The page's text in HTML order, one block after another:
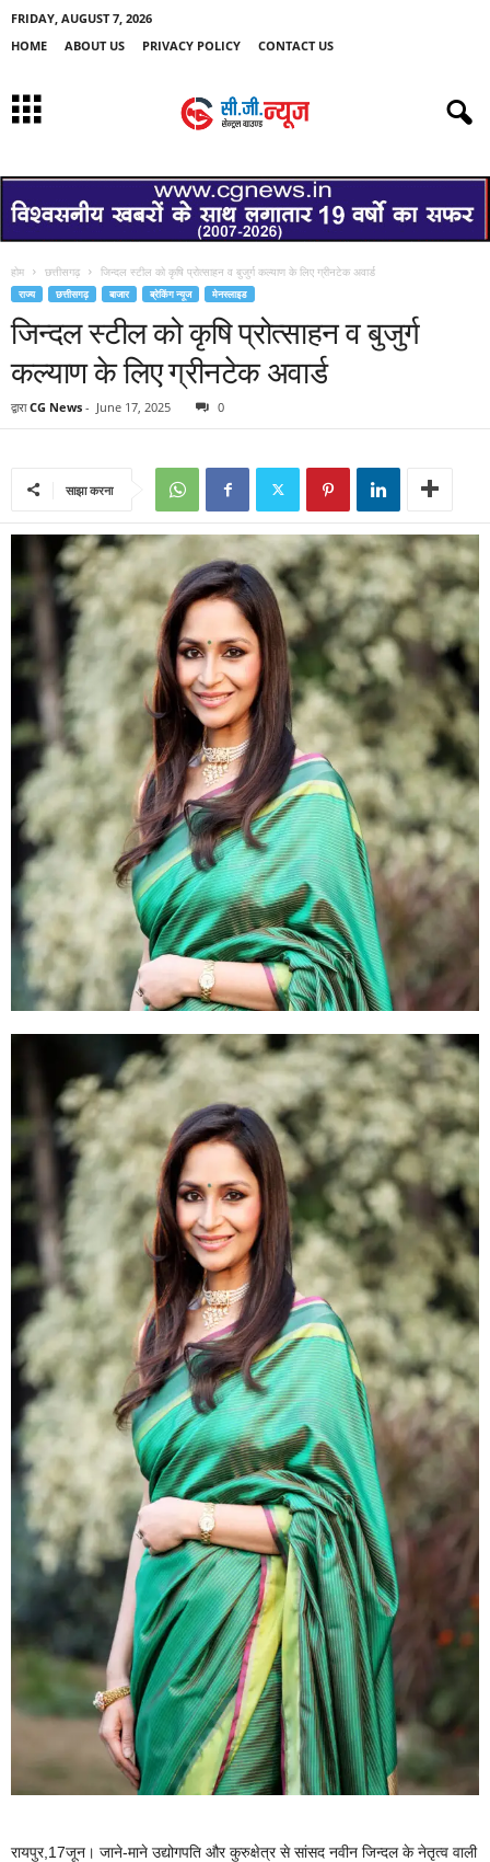
FRIDAY, AUGUST 7, 2026
HOME
ABOUT US PRIVACY POLICY CONTACT US
होम छत्तीसगढ़ जिन्दल स्टील को कृषि प्रोत्साहन व बुजुर्ग कल्याण के लिए ग्रीनटेक अवार्ड
राज्य छत्तीसगढ़ बाजार ब्रेकिंग न्यूज मेनस्लाइड
जिन्दल स्टील को कृषि प्रोत्साहन व बुजुर्ग
कल्याण के लिए ग्रीनटेक अवार्ड
द्वारा CG News - June 17, 2025 0
साझा करना
रायपुर,17जून । जाने-माने उद्योगपति और कुरुक्षेत्र से सांसद नवीन जिन्दल के नेतृत्व वाली